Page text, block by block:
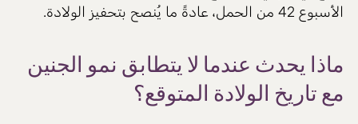
الأسبوع 42 من الحمل، عادةً ما يُنصح بتحفيز الولادة.
ماذا يحدث عندما لا يتطابق نمو الجنين
مع تاريخ الولادة المتوقع؟